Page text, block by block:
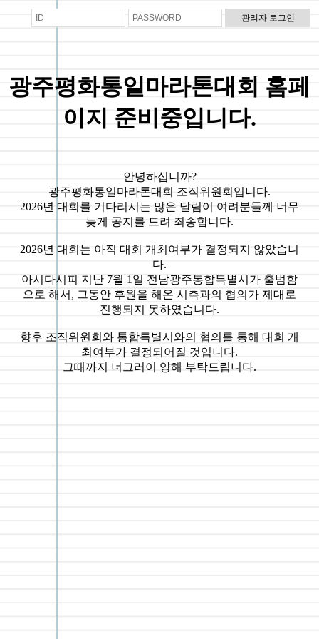
광주평화통일마라톤대회 홈페
이지 준비중입니다.
안녕하십니까?
광주평화통일마라톤대회 조직위원회입니다.
2026년 대회를 기다리시는 많은 달림이 여려분들께 너무
늦게 공지를 드려 죄송합니다.
2026년 대회는 아직 대회 개최여부가 결정되지 않았습니
다.
아시다시피 지난 7월 1일 전남광주통합특별시가 출범함
으로 해서, 그동안 후원을 해온 시측과의 협의가 제대로
진행되지 못하였습니다.
향후 조직위원회와 통합특별시와의 협의를 통해 대회 개
최여부가 결정되어질 것입니다.
그때까지 너그러이 양해 부탁드립니다.